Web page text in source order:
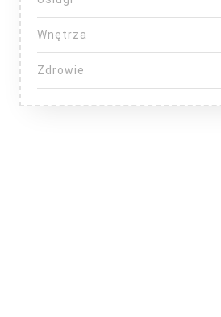
Wnętrza
Zdrowie